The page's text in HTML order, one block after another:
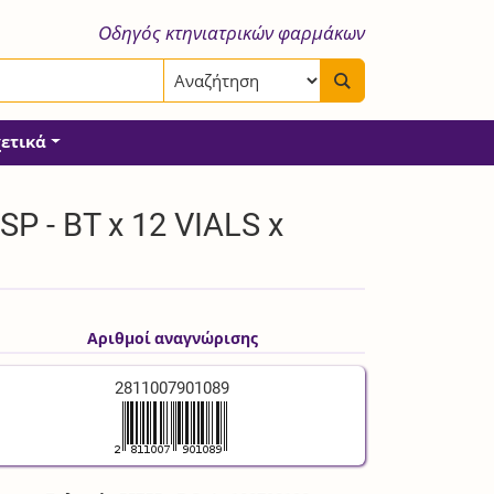
Οδηγός κτηνιατρικών φαρμάκων
- BT x 12 VIALS x
Αριθμοί αναγνώρισης
2811007901089